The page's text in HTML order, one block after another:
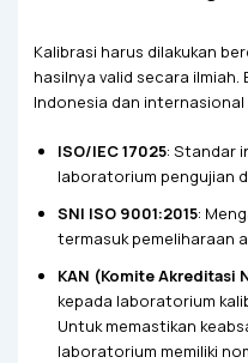
Kalibrasi harus dilakukan
hasilnya valid secara
Indonesia dan
ISO/IEC 17025: Standar
laboratorium pengujian
SNI ISO 9001:2015:
termasuk pemeliharaan
KAN (Komite Akreditasi
kepada laboratorium
Untuk memastikan
laboratorium memiliki